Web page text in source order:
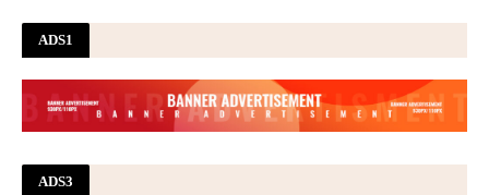
ADS1
ADS3